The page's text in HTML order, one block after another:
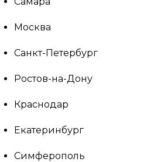
Москва
Санкт-Петербург
Ростов-на-Дону
Краснодар
Екатеринбург
Симферополь